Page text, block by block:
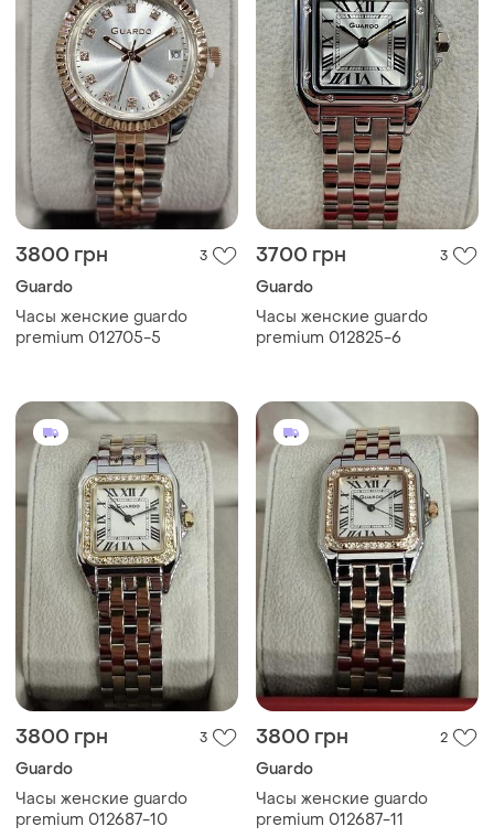
3800 грн 3
Guardo
Часы женские guardo
premium 012705-5
3700 грн 3
Guardo
Часы женские guardo
premium 012825-6
3800 грн 3
Guardo
Часы женские guardo
premium 012687-10
3800 грн 2
Guardo
Часы женские guardo
premium 012687-11